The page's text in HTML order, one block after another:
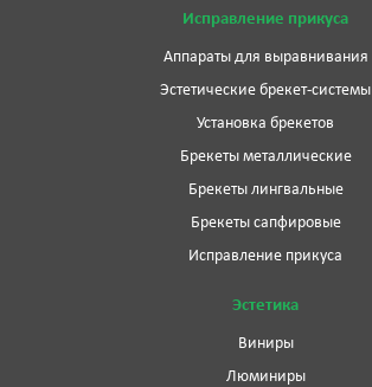
Исправление прикуса
Аппараты для выравнивания
Эстетические брекет-системы
Установка брекетов
Брекеты металлические
Брекеты лингвальные
Брекеты сапфировые
Исправление прикуса
Эстетика
Виниры
Люминиры